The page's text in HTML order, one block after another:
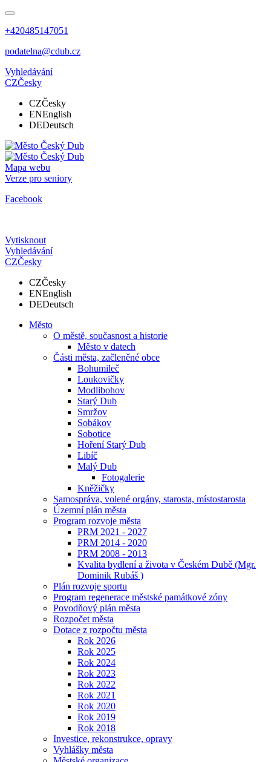
+420485147051
podatelna@cdub.cz
Vyhledávání
CZČesky
CZČesky
ENEnglish
DEDeutsch
Mapa webu
Verze pro seniory
Facebook
Vytisknout
Vyhledávání
CZČesky
CZČesky
ENEnglish
DEDeutsch
Město
O městě, současnost a historie
Město v datech
Části města, začleněné obce
Bohumileč
Loukovičky
Modlibohov
Starý Dub
Smržov
Sobákov
Sobotice
Hoření Starý Dub
Libíč
Malý Dub
Fotogalerie
Kněžičky
Samospráva, volené orgány, starosta, místostarosta
Územní plán města
Program rozvoje města
PRM 2021 - 2027
PRM 2014 - 2020
PRM 2008 - 2013
Kvalita bydlení a života v Českém Dubě (Mgr.
Dominik Rubáš )
Plán rozvoje sportu
Program regenerace městské památkové zóny
Povodňový plán města
Rozpočet města
Dotace z rozpočtu města
Rok 2026
Rok 2025
Rok 2024
Rok 2023
Rok 2022
Rok 2021
Rok 2020
Rok 2019
Rok 2018
Investice, rekonstrukce, opravy
Vyhlášky města